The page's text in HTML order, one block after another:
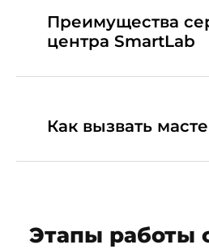
Преимущества
центра SmartLab
Как вызвать
Этапы работы